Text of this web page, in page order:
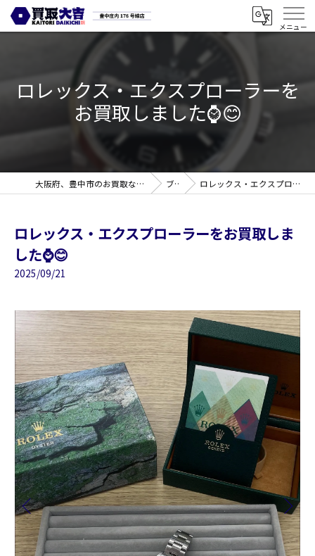
ロレックス・エクスプローラーを
お買取しました⌚️😊
大阪府、豊中市のお買取なら買取大吉 豊中庄内176号線店 ブログ ロレックス・エクスプローラーをお買取しました⌚️😊
ロレックス・エクスプローラーをお買取しま
した⌚️😊
2025/09/21